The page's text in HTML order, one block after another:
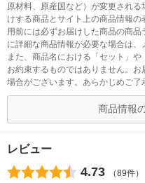
原材料、原産国など）が変更され
けする商品とサイト上の商品情報
用前には必ずお届けした商品の商
に詳細な商品情報が必要な場合は、
また、商品名における「セット」
お約束するものではありません。
場合がございます。あらかじめご了
商品情報
レビュー
4.73 （89件）